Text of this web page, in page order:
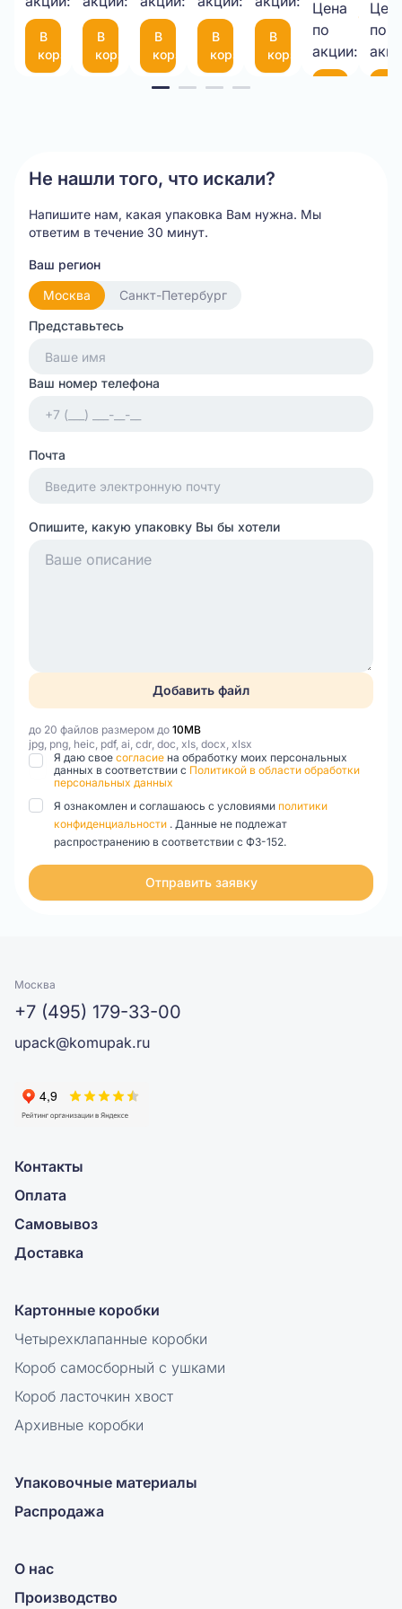
В
корзину
В
корзину
75
(300*200мм)
В
корзину
В
корзину
фиксатором
35
см
В
корзину
Цена
по
акции:
9,00
шт.
по
Не нашли того, что искали?
Напишите нам, какая упаковка Вам нужна. Мы
ответим в течение 30 минут.
Ваш регион
Москва
Санкт-Петербург
Представьтесь
Ваш номер телефона
Почта
Опишите, какую упаковку Вы бы хотели
Добавить файл
до 20 файлов размером до 10MB
jpg, png, heic, pdf, ai, cdr, doc, xls, docx, xlsx
Я даю свое согласие на обработку моих персональных
данных в соответствии с Политикой в области обработки
персональных данных
Я ознакомлен и соглашаюсь с условиями политики
конфиденциальности . Данные не подлежат
распространению в соответствии с ФЗ-152.
Отправить заявку
Москва
+7 (495) 179-33-00
upack@komupak.ru
Контакты
Оплата
Самовывоз
Доставка
Картонные коробки
Четырехклапанные коробки
Короб самосборный с ушками
Короб ласточкин хвост
Архивные коробки
Упаковочные материалы
Распродажа
О нас
Производство